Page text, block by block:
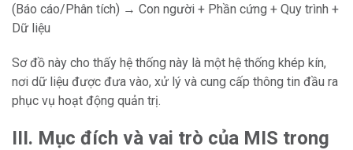
(Báo cáo/Phân tích) → Con người + Phần cứng + Quy trình +
Dữ liệu
Sơ đồ này cho thấy hệ thống này là một hệ thống khép kín,
nơi dữ liệu được đưa vào, xử lý và cung cấp thông tin đầu ra
phục vụ hoạt động quản trị.
III. Mục đích và vai trò của MIS trong